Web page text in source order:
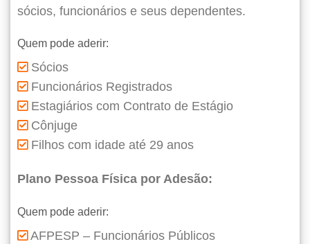
sócios, funcionários e seus dependentes.
Quem pode aderir:
Sócios
Funcionários Registrados
Estagiários com Contrato de Estágio
Cônjuge
Filhos com idade até 29 anos
Plano Pessoa Física por Adesão:
Quem pode aderir:
AFPESP – Funcionários Públicos